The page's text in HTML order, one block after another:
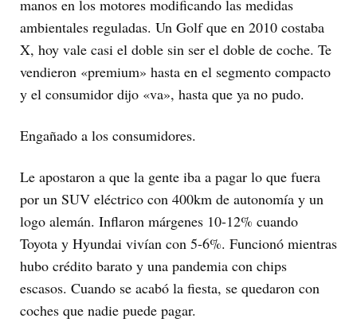
manos en los motores modificando las medidas
ambientales reguladas. Un Golf que en 2010 costaba
X, hoy vale casi el doble sin ser el doble de coche. Te
vendieron «premium» hasta en el segmento compacto
y el consumidor dijo «va», hasta que ya no pudo.
Engañado a los consumidores.
Le apostaron a que la gente iba a pagar lo que fuera
por un SUV eléctrico con 400km de autonomía y un
logo alemán. Inflaron márgenes 10-12% cuando
Toyota y Hyundai vivían con 5-6%. Funcionó mientras
hubo crédito barato y una pandemia con chips
escasos. Cuando se acabó la fiesta, se quedaron con
coches que nadie puede pagar.